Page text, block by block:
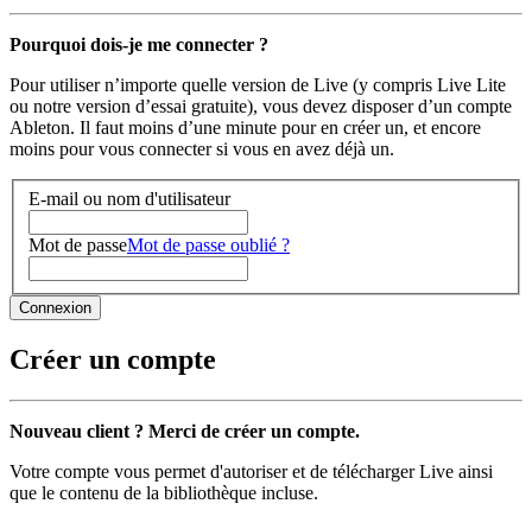
Pourquoi dois-je me connecter ?
Pour utiliser n’importe quelle version de Live (y compris Live Lite
ou notre version d’essai gratuite), vous devez disposer d’un compte
Ableton. Il faut moins d’une minute pour en créer un, et encore
moins pour vous connecter si vous en avez déjà un.
E-mail ou nom d'utilisateur
Mot de passeMot de passe oublié ?
Créer un compte
Nouveau client ? Merci de créer un compte.
Votre compte vous permet d'autoriser et de télécharger Live ainsi
que le contenu de la bibliothèque incluse.